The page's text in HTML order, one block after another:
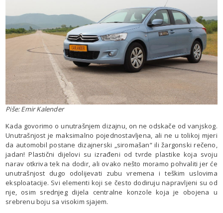
Piše: Emir Kalender
Kada govorimo o unutrašnjem dizajnu, on ne odskače od vanjskog.
Unutrašnjost je maksimalno pojednostavljena, ali ne u tolikoj mjeri
da automobil postane dizajnerski „siromašan“ ili žargonski rečeno,
jadan! Plastični dijelovi su izrađeni od tvrde plastike koja svoju
narav otkriva tek na dodir, ali ovako nešto moramo pohvaliti jer će
unutrašnjost dugo odolijevati zubu vremena i teškim uslovima
eksploatacije. Svi elementi koji se često dodiruju napravljeni su od
nje, osim srednjeg dijela centralne konzole koja je obojena u
srebrenu boju sa visokim sjajem.